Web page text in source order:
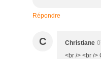
Répondre
C Christiane
<br /> <br />